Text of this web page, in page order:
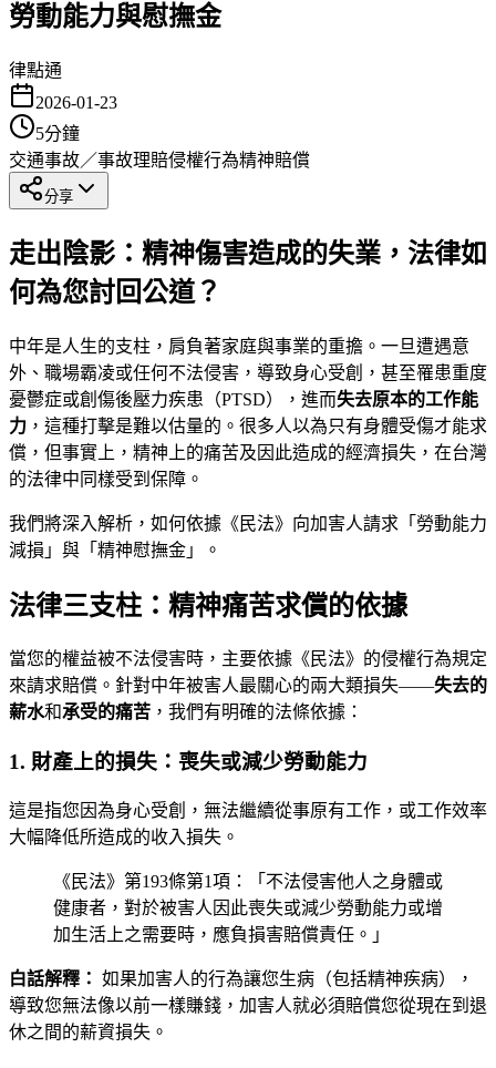
勞動能力與慰撫金
律點通
2026-01-23
5分鐘
交通事故／事故理賠侵權行為精神賠償
分享
走出陰影：精神傷害造成的失業，法律如
何為您討回公道？
中年是人生的支柱，肩負著家庭與事業的重擔。一旦遭遇意
外、職場霸凌或任何不法侵害，導致身心受創，甚至罹患重度
憂鬱症或創傷後壓力疾患（PTSD），進而失去原本的工作能
力 ，這種打擊是難以估量的。很多人以為只有身體受傷才能求
償，但事實上，精神上的痛苦及因此造成的經濟損失，在台灣
的法律中同樣受到保障。
我們將深入解析，如何依據《民法》向加害人請求「勞動能力
減損」與「精神慰撫金」。
法律三支柱：精神痛苦求償的依據
當您的權益被不法侵害時，主要依據《民法》的侵權行為規定
來請求賠償。針對中年被害人最關心的兩大類損失——失去的
薪水和承受的痛苦 ，我們有明確的法條依據：
1. 財產上的損失：喪失或減少勞動能力
這是指您因為身心受創，無法繼續從事原有工作，或工作效率
大幅降低所造成的收入損失。
《民法》第193條第1項：「不法侵害他人之身體或
健康者，對於被害人因此喪失或減少勞動能力或增
加生活上之需要時，應負損害賠償責任。」
白話解釋： 如果加害人的行為讓您生病（包括精神疾病），
導致您無法像以前一樣賺錢，加害人就必須賠償您從現在到退
休之間的薪資損失。